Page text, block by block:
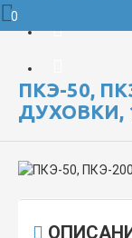
0
ПКЭ-50,
ДУХОВКИ,